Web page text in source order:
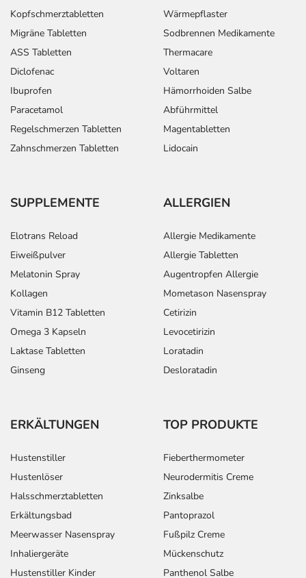
Kopfschmerztabletten
Migräne Tabletten
ASS Tabletten
Diclofenac
Ibuprofen
Paracetamol
Regelschmerzen Tabletten
Zahnschmerzen Tabletten
Wärmepflaster
Sodbrennen Medikamente
Thermacare
Voltaren
Hämorrhoiden Salbe
Abführmittel
Magentabletten
Lidocain
SUPPLEMENTE
Elotrans Reload
Eiweißpulver
Melatonin Spray
Kollagen
Vitamin B12 Tabletten
Omega 3 Kapseln
Laktase Tabletten
Ginseng
ALLERGIEN
Allergie Medikamente
Allergie Tabletten
Augentropfen Allergie
Mometason Nasenspray
Cetirizin
Levocetirizin
Loratadin
Desloratadin
ERKÄLTUNGEN
Hustenstiller
Hustenlöser
Halsschmerztabletten
Erkältungsbad
Meerwasser Nasenspray
Inhaliergeräte
Hustenstiller Kinder
TOP PRODUKTE
Fieberthermometer
Neurodermitis Creme
Zinksalbe
Pantoprazol
Fußpilz Creme
Mückenschutz
Panthenol Salbe